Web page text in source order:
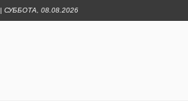
| СУББОТА, 08.08.2026